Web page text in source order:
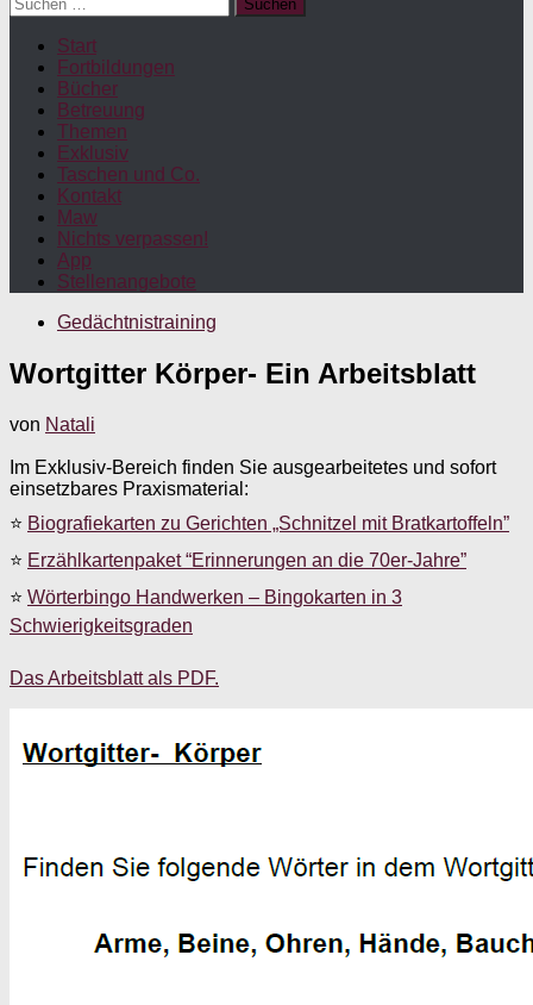
nach:
Start
Fortbildungen
Bücher
Betreuung
Themen
Exklusiv
Taschen und Co.
Kontakt
Maw
Nichts verpassen!
App
Stellenangebote
Gedächtnistraining
Wortgitter Körper- Ein Arbeitsblatt
von Natali
Im Exklusiv-Bereich finden Sie ausgearbeitetes und sofort
einsetzbares Praxismaterial:
⭐ Biografiekarten zu Gerichten „Schnitzel mit Bratkartoffeln”
⭐ Erzählkartenpaket “Erinnerungen an die 70er-Jahre”
⭐ Wörterbingo Handwerken – Bingokarten in 3
Schwierigkeitsgraden
Das Arbeitsblatt als PDF.